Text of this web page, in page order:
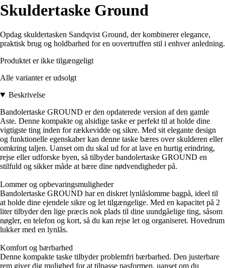
Skuldertaske Ground
Opdag skuldertasken Sandqvist Ground, der kombinerer elegance,
praktisk brug og holdbarhed for en uovertruffen stil i enhver anledning.
Produktet er ikke tilgængeligt
Alle varianter er udsolgt
Beskrivelse
Bandolertaske GROUND er den opdaterede version af den gamle
Aste. Denne kompakte og alsidige taske er perfekt til at holde dine
vigtigste ting inden for rækkevidde og sikre. Med sit elegante design
og funktionelle egenskaber kan denne taske bæres over skulderen eller
omkring taljen. Uanset om du skal ud for at lave en hurtig erindring,
rejse eller udforske byen, så tilbyder bandolertaske GROUND en
stilfuld og sikker måde at bære dine nødvendigheder på.
Lommer og opbevaringsmuligheder
Bandolertaske GROUND har en diskret lynlåslomme bagpå, ideel til
at holde dine ejendele sikre og let tilgængelige. Med en kapacitet på 2
liter tilbyder den lige præcis nok plads til dine uundgåelige ting, såsom
nøgler, en telefon og kort, så du kan rejse let og organiseret. Hovedrum
lukker med en lynlås.
Komfort og bærbarhed
Denne kompakte taske tilbyder problemfri bærbarhed. Den justerbare
rem giver dig mulighed for at tilpasse pasformen, uanset om du